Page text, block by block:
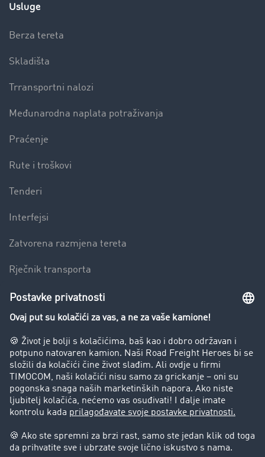
Usluge
Berza tereta
Skladišta
Trransportni nalozi
Međunarodna naplata potraživanja
Praćenje
Rute i troškovi
Tenderi
Interfejsi
Zatvorena razmjena tereta
Rječnik transporta
Preduzeće
Success Stories
Korisnici preporučuju korisnike
Blog
Zabrane vožnje za kamione
Pravni